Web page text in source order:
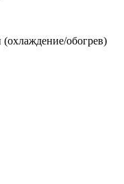
(охлаждение/обогрев)